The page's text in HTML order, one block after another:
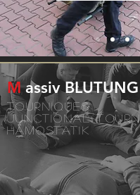
M assiv BLUTUNG
TOURNIQUES
JUNCTIONAL
HÄMOSTATIK